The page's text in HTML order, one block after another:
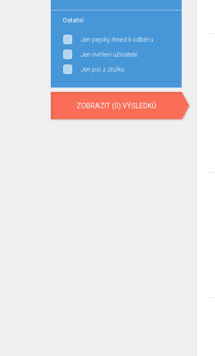
Ostatní:
Jen pejsky ihned k odběru
Jen ověření uživatelé
Jen psi z útulku
ZOBRAZIT (0) VÝSLEDKŮ